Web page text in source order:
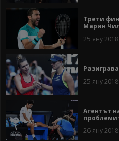
Трети
Марин
25 яну
25 яну
Агентът
26 яну